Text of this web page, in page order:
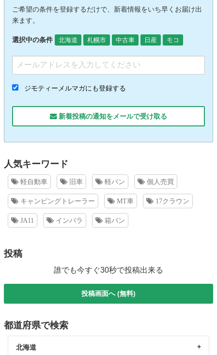
ご希望の条件を登録するだけで、新着情報をいち早くお届け出
来ます。
選択中の条件 北海道 札幌市 中古車 日産 モコ
ジモティーメルマガにも登録する
新着投稿の通知をメールで受け取る
人気キーワード
軽自動車 旧車 軽バン 個人売買
キャンピングトレーラー MT車 17クラウン
JA11 インパラ 箱バン
投稿
誰でも今すぐ30秒で投稿出来る
投稿画面へ (無料)
都道府県で検索
北海道